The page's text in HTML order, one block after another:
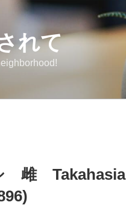
れて
雌 Takahasia